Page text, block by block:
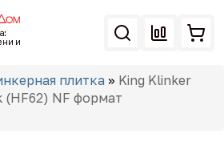
и
плитка » King Klinker
(HF62) NF формат